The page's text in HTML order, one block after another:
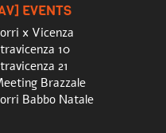
EVENTS
x Vicenza
10
21
Brazzale
Babbo Natale